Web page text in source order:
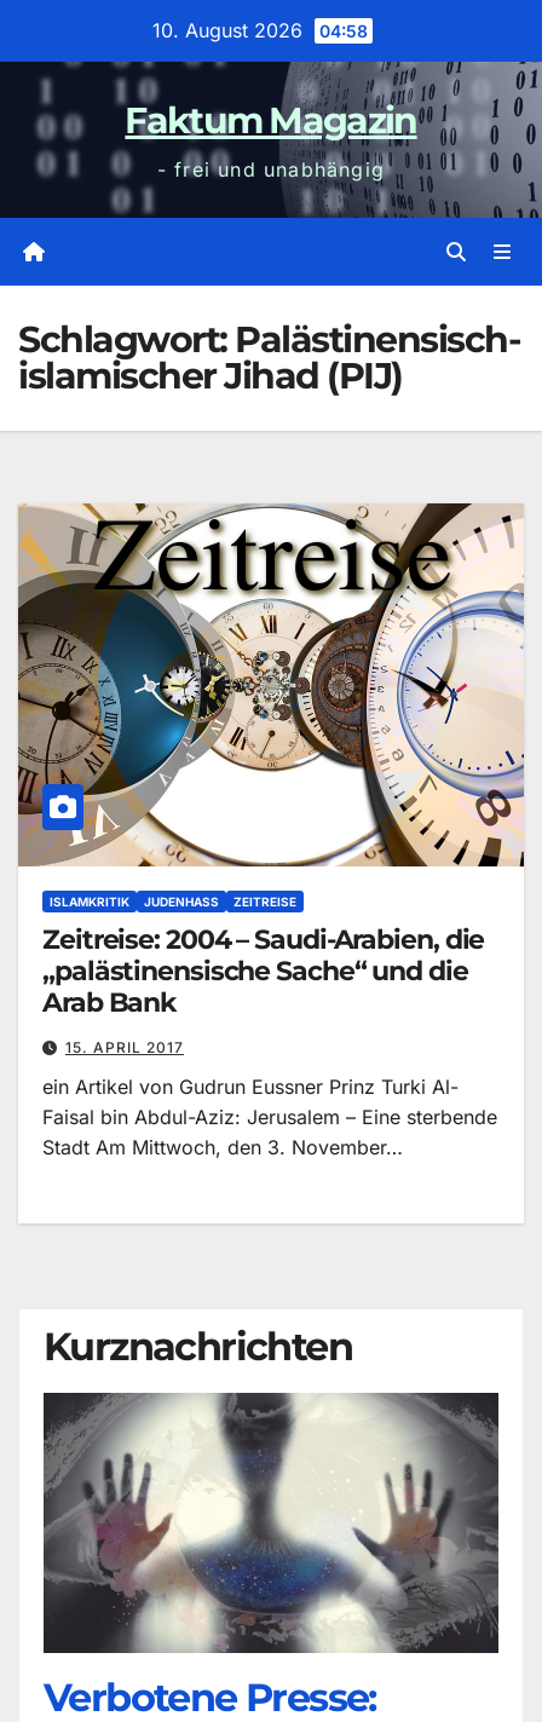
10. August 2026 04:58
Faktum Magazin
- frei und unabhängig
Schlagwort: Palästinensisch-
islamischer Jihad (PIJ)
ISLAMKRITIK JUDENHASS ZEITREISE
Zeitreise: 2004 – Saudi-Arabien, die
„palästinensische Sache“ und die
Arab Bank
15. APRIL 2017
ein Artikel von Gudrun Eussner Prinz Turki Al-
Faisal bin Abdul-Aziz: Jerusalem – Eine sterbende
Stadt Am Mittwoch, den 3. November…
Kurznachrichten
Verbotene Presse: